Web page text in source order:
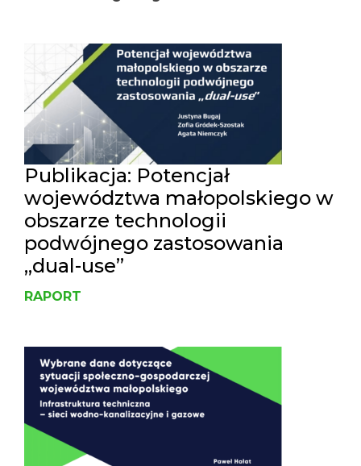
Publikacja: Potencjał
województwa małopolskiego w
obszarze technologii
podwójnego zastosowania
„dual-use”
RAPORT